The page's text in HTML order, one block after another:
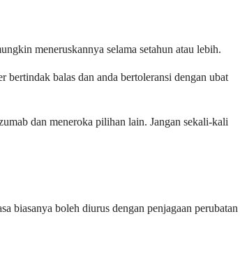
meneruskannya selama setahun atau lebih.
bertindak balas dan anda bertoleransi dengan ubat
dan meneroka pilihan lain. Jangan sekali-kali
biasanya boleh diurus dengan penjagaan perubatan